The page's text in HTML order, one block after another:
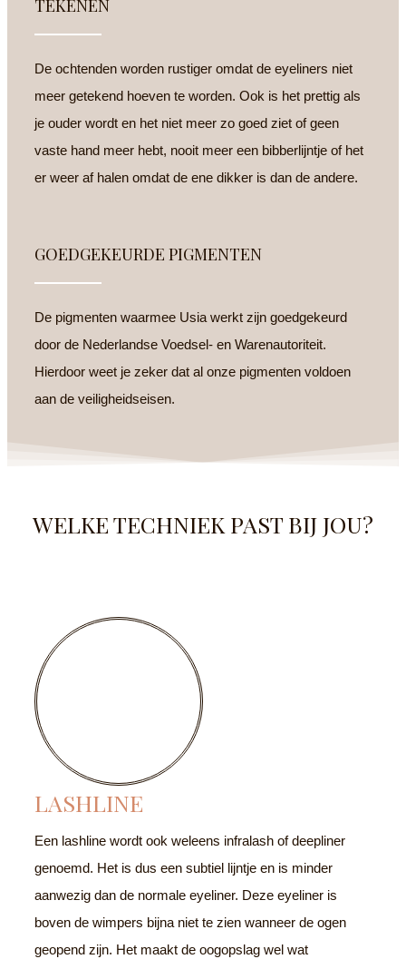
TEKENEN
De ochtenden worden rustiger omdat de eyeliners niet
meer getekend hoeven te worden. Ook is het prettig als
je ouder wordt en het niet meer zo goed ziet of geen
vaste hand meer hebt, nooit meer een bibberlijntje of het
er weer af halen omdat de ene dikker is dan de andere.
GOEDGEKEURDE PIGMENTEN
De pigmenten waarmee Usia werkt zijn goedgekeurd
door de Nederlandse Voedsel- en Warenautoriteit.
Hierdoor weet je zeker dat al onze pigmenten voldoen
aan de veiligheidseisen.
WELKE TECHNIEK PAST BIJ JOU?
LASHLINE
Een lashline wordt ook weleens infralash of deepliner
genoemd. Het is dus een subtiel lijntje en is minder
aanwezig dan de normale eyeliner. Deze eyeliner is
boven de wimpers bijna niet te zien wanneer de ogen
geopend zijn. Het maakt de oogopslag wel wat